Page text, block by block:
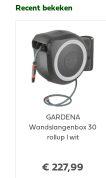
Recent bekeken
€ 227,99
GARDENA
Wandslangenbox 30
rollup l wit